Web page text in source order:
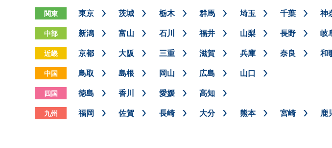
関東 東京 茨城 栃木 群馬 埼玉 千葉 神
中部 新潟 富山 石川 福井 山梨 長野 岐
近畿 京都 大阪 三重 滋賀 兵庫 奈良 和
中国 鳥取 島根 岡山 広島 山口
四国 徳島 香川 愛媛 高知
九州 福岡 佐賀 長崎 大分 熊本 宮崎 鹿